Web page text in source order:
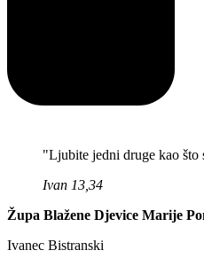
"Ljubite jedni druge kao što
Ivan 13,34
Župa Blažene Djevice Marije
Ivanec Bistranski